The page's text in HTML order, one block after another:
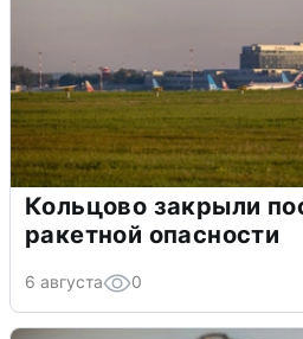
Кольцово закрыли
ракетной опасности
6 августа 0